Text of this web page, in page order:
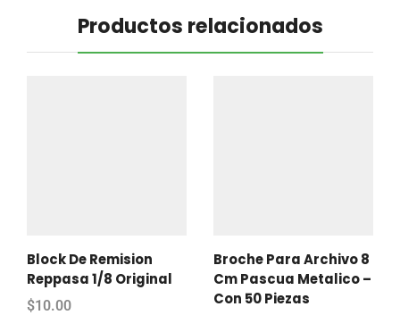
Productos relacionados
Block De Remision
Reppasa 1/8 Original
$10.00
Broche Para Archivo 8
Cm Pascua Metalico –
Con 50 Piezas